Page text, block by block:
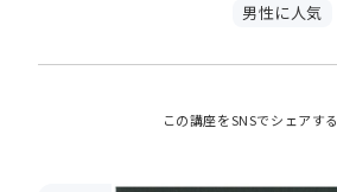
男性に人気
この講座をSNSでシェアする